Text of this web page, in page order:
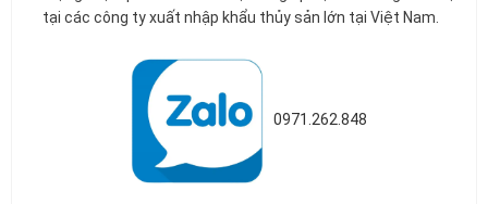
tại các công ty xuất nhập khẩu thủy sản lớn tại Việt Nam.
0971.262.848